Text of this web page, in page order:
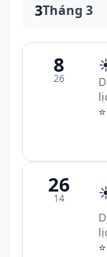
3Tháng 3
8
26
⭐
26
14
⭐